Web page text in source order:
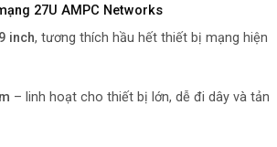
27U AMPC Networks
inch, tương thích hầu hết thiết bị mạng hiện
– linh hoạt cho thiết bị lớn, dễ đi dây và tản